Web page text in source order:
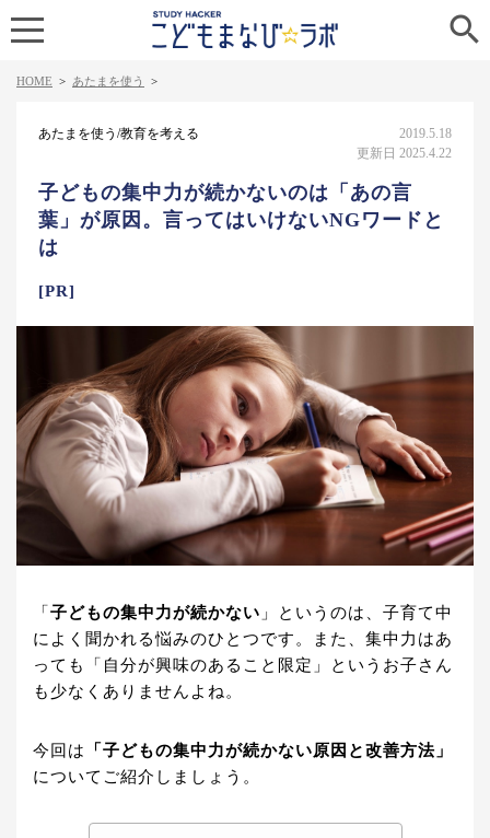

HOME > あたまを使う >
あたまを使う/教育を考える
2019.5.18
更新日 2025.4.22
子どもの集中力が続かないのは「あの言
葉」が原因。言ってはいけないNGワードと
は
[PR]
「 子どもの集中力が続かない 」というのは、子育て中
によく聞かれる悩みのひとつです。また、集中力はあ
っても「自分が興味のあること限定」というお子さん
も少なくありませんよね。
今回は
「子どもの集中力が続かない原因と改善方法」
についてご紹介しましょう。